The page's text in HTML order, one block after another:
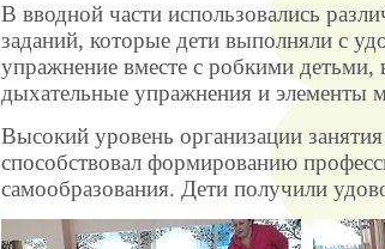
В вводной части использовались
заданий, которые дети выполняли с
упражнение вместе с робкими детьми,
дыхательные упражнения и элементы
Высокий уровень организации
способствовал формированию
самообразования. Дети получили